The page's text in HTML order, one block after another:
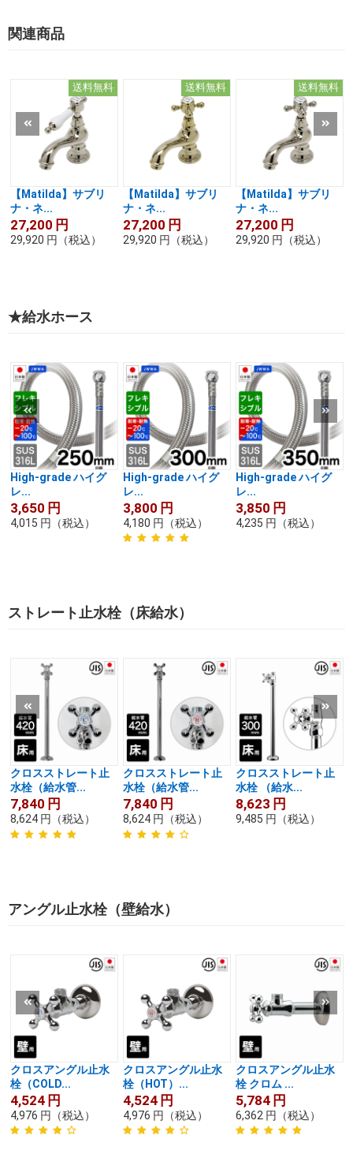
関連商品
送料無料
【Matilda】サブリ
ナ・ネ...
27,200 円
29,920 円 （税込）
送料無料
【Matilda】サブリ
ナ・ネ...
27,200 円
29,920 円 （税込）
送料無料
【Matilda】サブリ
ナ・ネ...
27,200 円
29,920 円 （税込）
★給水ホース
High-grade ハイグ
レ...
3,650 円
4,015 円 （税込）
High-grade ハイグ
レ...
3,800 円
4,180 円 （税込）
High-grade ハイグ
レ...
3,850 円
4,235 円 （税込）
ストレート止水栓（床給水）
クロスストレート止
水栓（給水管...
7,840 円
8,624 円 （税込）
クロスストレート止
水栓（給水管...
7,840 円
8,624 円 （税込）
クロスストレート止
水栓 （給水...
8,623 円
9,485 円 （税込）
アングル止水栓（壁給水）
クロスアングル止水
栓（COLD...
4,524 円
4,976 円 （税込）
クロスアングル止水
栓（HOT）...
4,524 円
4,976 円 （税込）
クロスアングル止水
栓 クロム ...
5,784 円
6,362 円 （税込）